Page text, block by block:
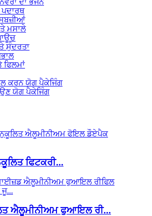
ਪਦਾਰਥ
ਮਸਾਲੇ
ਸੁੰਦਰਤਾ
ਕਰਨ ਯੋਗ ਪੈਕੇਜਿੰਗ
ਯੋਗ ਪੈਕੇਜਿੰਗ
ਫਿਟਕਰੀ...
ਐਲੂਮੀਨੀਅਮ ਫੁਆਇਲ ਰੀ...